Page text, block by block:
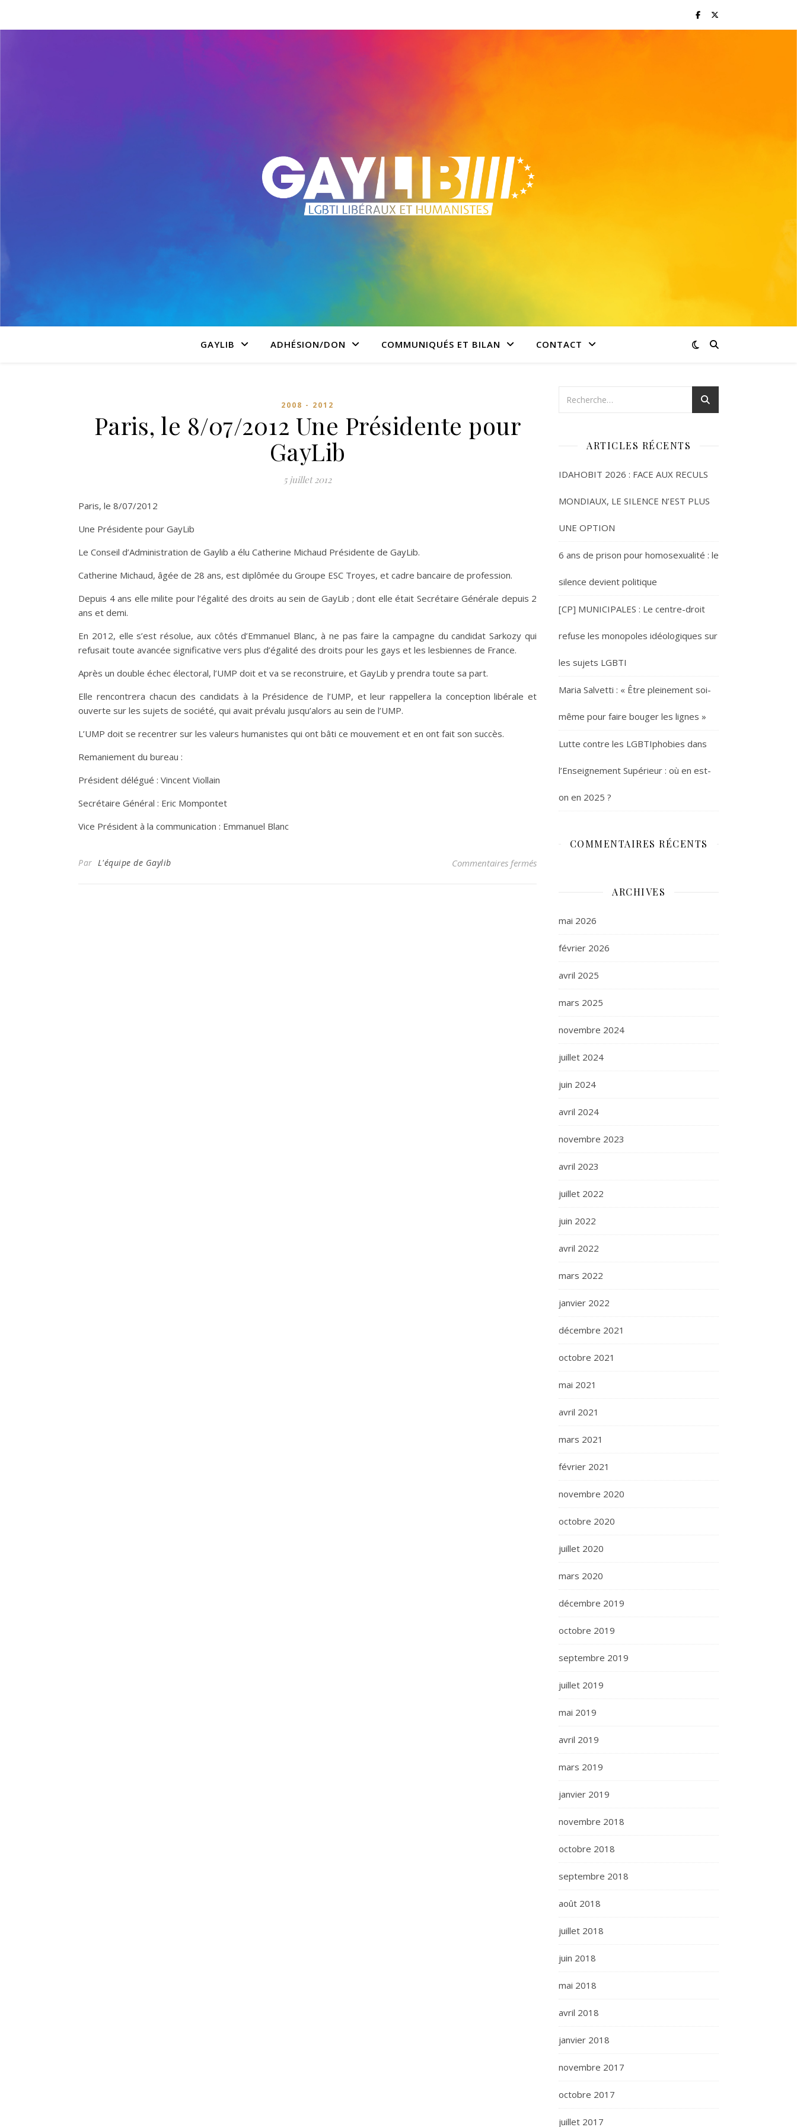
GAYLIB ADHÉSION/DON COMMUNIQUÉS ET BILAN CONTACT
2008 - 2012
Paris, le 8/07/2012 Une Présidente pour
GayLib
5 juillet 2012
Paris, le 8/07/2012
Une Présidente pour GayLib
Le Conseil d’Administration de Gaylib a élu Catherine Michaud Présidente de GayLib.
Catherine Michaud, âgée de 28 ans, est diplômée du Groupe ESC Troyes, et cadre bancaire de profession.
Depuis 4 ans elle milite pour l’égalité des droits au sein de GayLib ; dont elle était Secrétaire Générale depuis 2
ans et demi.
En 2012, elle s’est résolue, aux côtés d’Emmanuel Blanc, à ne pas faire la campagne du candidat Sarkozy qui
refusait toute avancée significative vers plus d’égalité des droits pour les gays et les lesbiennes de France.
Après un double échec électoral, l’UMP doit et va se reconstruire, et GayLib y prendra toute sa part.
Elle rencontrera chacun des candidats à la Présidence de l’UMP, et leur rappellera la conception libérale et
ouverte sur les sujets de société, qui avait prévalu jusqu’alors au sein de l’UMP.
L’UMP doit se recentrer sur les valeurs humanistes qui ont bâti ce mouvement et en ont fait son succès.
Remaniement du bureau :
Président délégué : Vincent Viollain
Secrétaire Général : Eric Mompontet
Vice Président à la communication : Emmanuel Blanc
Par L'équipe de Gaylib Commentaires ferméssur Paris, le 8/07/2012 Une Présidente pour GayLib
ARTICLES RÉCENTS
IDAHOBIT 2026 : FACE AUX RECULS
MONDIAUX, LE SILENCE N’EST PLUS
UNE OPTION
6 ans de prison pour homosexualité : le
silence devient politique
[CP] MUNICIPALES : Le centre-droit
refuse les monopoles idéologiques sur
les sujets LGBTI
Maria Salvetti : « Être pleinement soi-
même pour faire bouger les lignes »
Lutte contre les LGBTIphobies dans
l’Enseignement Supérieur : où en est-
on en 2025 ?
COMMENTAIRES RÉCENTS
ARCHIVES
mai 2026
février 2026
avril 2025
mars 2025
novembre 2024
juillet 2024
juin 2024
avril 2024
novembre 2023
avril 2023
juillet 2022
juin 2022
avril 2022
mars 2022
janvier 2022
décembre 2021
octobre 2021
mai 2021
avril 2021
mars 2021
février 2021
novembre 2020
octobre 2020
juillet 2020
mars 2020
décembre 2019
octobre 2019
septembre 2019
juillet 2019
mai 2019
avril 2019
mars 2019
janvier 2019
novembre 2018
octobre 2018
septembre 2018
août 2018
juillet 2018
juin 2018
mai 2018
avril 2018
janvier 2018
novembre 2017
octobre 2017
juillet 2017